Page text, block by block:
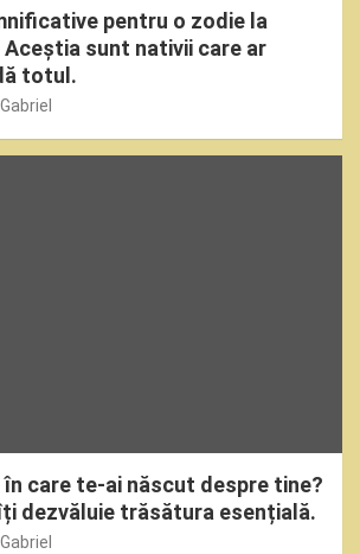
pentru o zodie la
sunt nativii care ar
totul.
în care te-ai născut despre tine?
dezvăluie trăsătura esențială.